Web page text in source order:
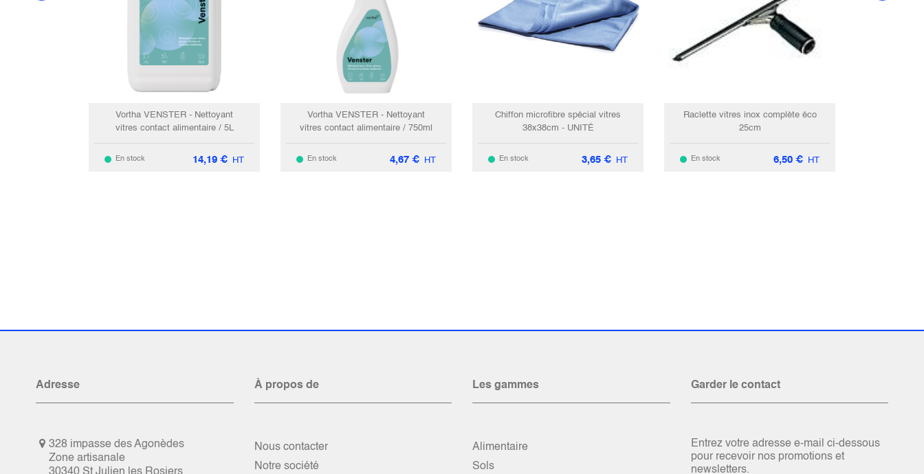
Vortha VENSTER - Nettoyant
vitres contact alimentaire / 5L
En stock 14,19 € HT
Vortha VENSTER - Nettoyant
vitres contact alimentaire / 750ml
En stock 4,67 € HT
Chiffon microfibre spécial vitres
38x38cm - UNITÉ
En stock 3,65 € HT
Raclette vitres inox complète éco
25cm
En stock 6,50 € HT
Adresse
328 impasse des Agonèdes
Zone artisanale
À propos de
Nous contacter
Notre société
Les gammes
Alimentaire
Sols
Garder le contact
Entrez votre adresse e-mail ci-dessous
pour recevoir nos promotions et
newsletters.